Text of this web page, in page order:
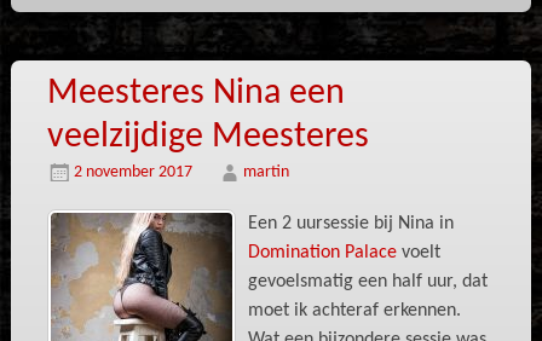
Meesteres Nina een
veelzijdige Meesteres
2 november 2017 martin
Een 2 uursessie bij Nina in
Domination Palacevoelt
gevoelsmatig een half uur, dat
moet ik achteraf erkennen.